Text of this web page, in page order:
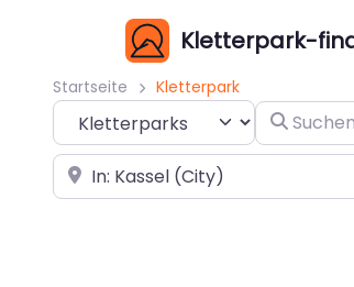
Kletterpark-
Startseite Kletterpark
Suchtyp auswählen Suchen
In der Nähe